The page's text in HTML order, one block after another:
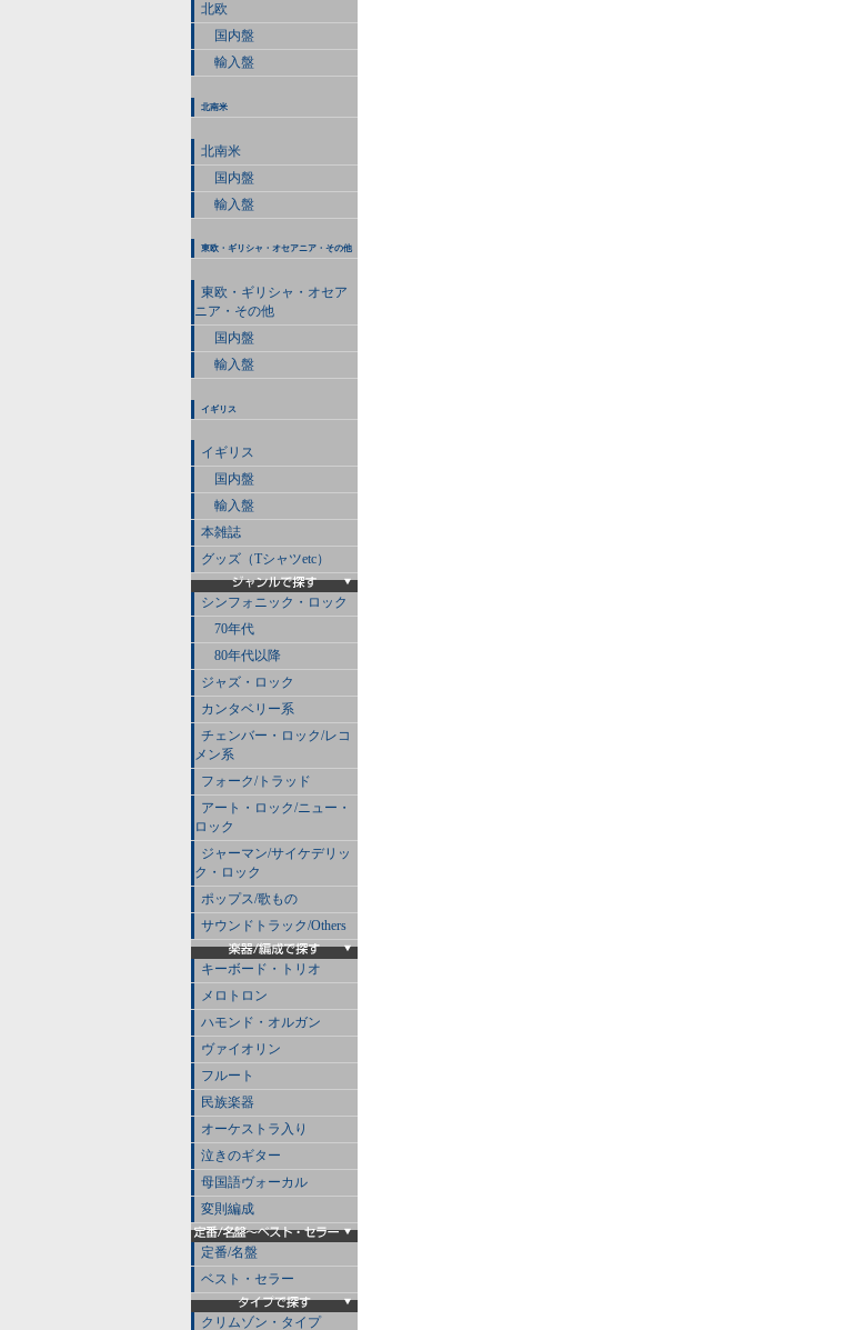
北欧
国内盤
輸入盤
北南米
北南米
国内盤
輸入盤
東欧・ギリシャ・オセアニア・その他
東欧・ギリシャ・オセア
ニア・その他
国内盤
輸入盤
イギリス
イギリス
国内盤
輸入盤
本雑誌
グッズ（Tシャツetc）
シンフォニック・ロック
70年代
80年代以降
ジャズ・ロック
カンタベリー系
チェンバー・ロック/レコ
メン系
フォーク/トラッド
アート・ロック/ニュー・
ロック
ジャーマン/サイケデリッ
ク・ロック
ポップス/歌もの
サウンドトラック/Others
キーボード・トリオ
メロトロン
ハモンド・オルガン
ヴァイオリン
フルート
民族楽器
オーケストラ入り
泣きのギター
母国語ヴォーカル
変則編成
定番/名盤
ベスト・セラー
クリムゾン・タイプ